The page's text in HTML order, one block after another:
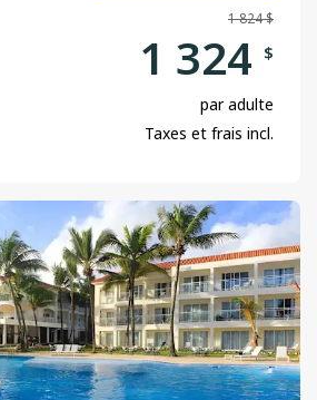
1 824 $
1 324 $
par adulte
Taxes et frais incl.